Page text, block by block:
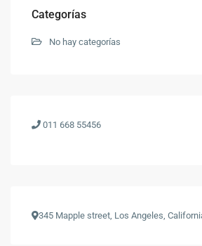
Categorías
No hay categorías
011 668 55456
345 Mapple street, Los Angeles,